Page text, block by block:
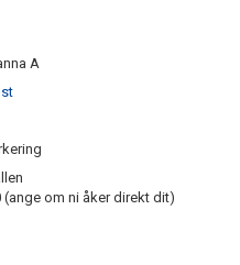
A
(ange om ni åker direkt dit)